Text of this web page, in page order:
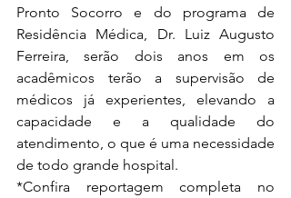
Pronto Socorro e do programa de
Residência Médica, Dr. Luiz Augusto
Ferreira, serão dois anos em os
acadêmicos terão a supervisão de
médicos já experientes, elevando a
capacidade e a qualidade do
atendimento, o que é uma necessidade
de todo grande hospital.
*Confira reportagem completa no